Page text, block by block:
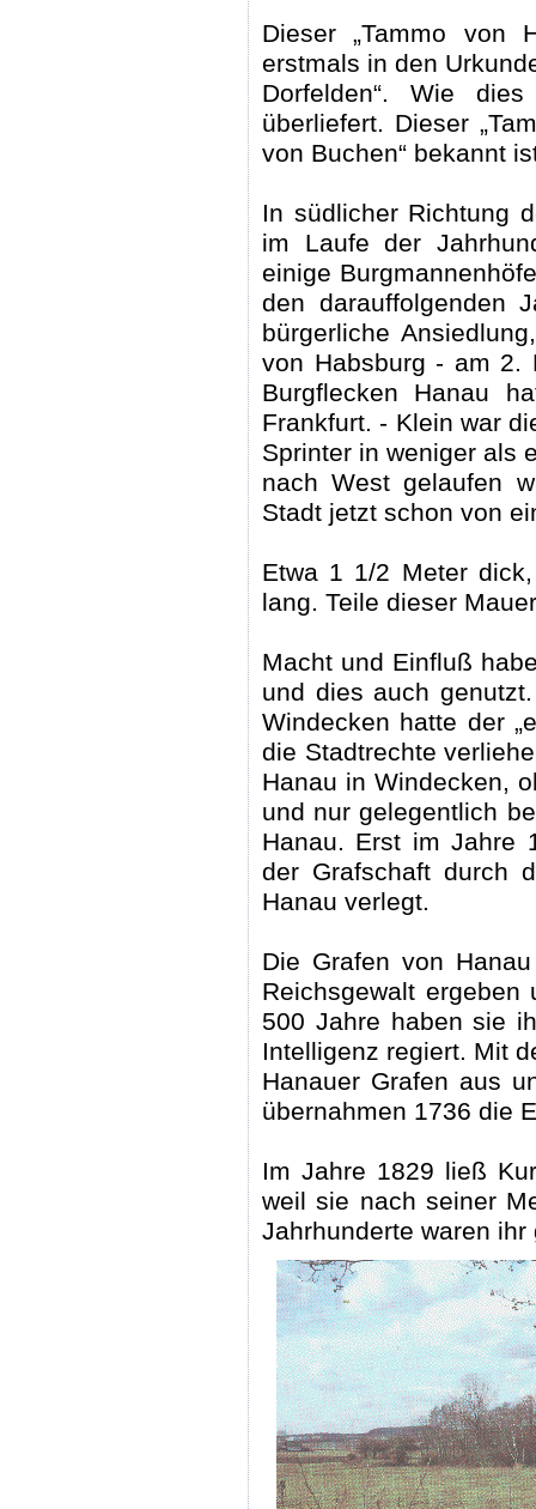
Dieser „Tammo von
erstmals in den
Dorfelden“. Wie
überliefert. Dieser
von Buchen“ bekannt
In südlicher Richtung
im Laufe der
einige
den darauffolgenden
bürgerliche
von Habsburg - am 2.
Burgflecken Hanau
Frankfurt. - Klein war
Sprinter in weniger als
nach West gelaufen
Stadt jetzt schon von
Etwa 1 1/2 Meter
lang. Teile dieser
Macht und Einfluß
und dies auch
Windecken hatte der
die Stadtrechte
Hanau in Windecken,
und nur gelegentlich
Hanau. Erst im Jahre
der Grafschaft durch
Hanau verlegt.
Die Grafen von
Reichsgewalt
500 Jahre haben sie
Intelligenz regiert. Mit
Hanauer Grafen aus
übernahmen 1736 die
Im Jahre 1829 ließ
weil sie nach seiner
Jahrhunderte waren ihr